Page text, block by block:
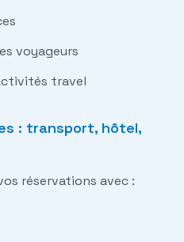
voyageurs
travel
: transport, hôtel,
réservations avec :